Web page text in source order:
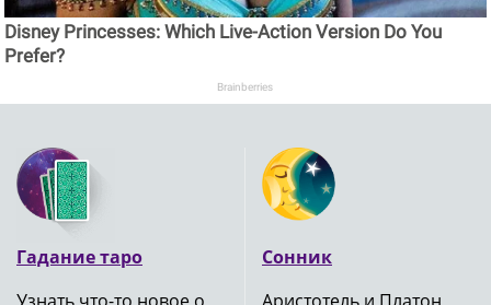
Disney Princesses: Which Live-Action Version Do You
Prefer?
Brainberries
Гадание таро
Сонник